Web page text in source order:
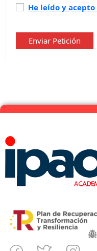
Política
privacidad*
He leído y
Enviar Petición